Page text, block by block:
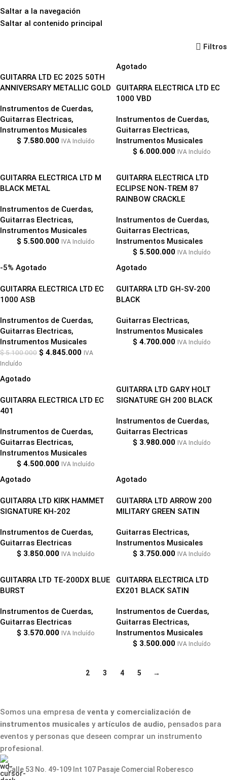
Saltar a la navegación
Saltar al contenido principal
Guitarras Electricas
Filtros
GUITARRA LTD EC 2025 50TH
ANNIVERSARY METALLIC GOLD
Instrumentos de Cuerdas,
Guitarras Electricas,
Instrumentos Musicales
$ 7.580.000 IVA Incluído
Agotado
GUITARRA ELECTRICA LTD EC
1000 VBD
Instrumentos de Cuerdas,
Guitarras Electricas,
Instrumentos Musicales
$ 6.000.000 IVA Incluído
GUITARRA ELECTRICA LTD M
BLACK METAL
Instrumentos de Cuerdas,
Guitarras Electricas,
Instrumentos Musicales
$ 5.500.000 IVA Incluído
GUITARRA ELECTRICA LTD
ECLIPSE NON-TREM 87
RAINBOW CRACKLE
Instrumentos de Cuerdas,
Guitarras Electricas,
Instrumentos Musicales
$ 5.500.000 IVA Incluído
-5% Agotado
GUITARRA ELECTRICA LTD EC
1000 ASB
Instrumentos de Cuerdas,
Guitarras Electricas,
Instrumentos Musicales
$5.100.000 $ 4.845.000 IVA
Incluído
Agotado
GUITARRA LTD GH-SV-200
BLACK
Guitarras Electricas,
Instrumentos Musicales
$ 4.700.000 IVA Incluído
Agotado
GUITARRA ELECTRICA LTD EC
401
Instrumentos de Cuerdas,
Guitarras Electricas,
Instrumentos Musicales
$ 4.500.000 IVA Incluído
GUITARRA LTD GARY HOLT
SIGNATURE GH 200 BLACK
Instrumentos de Cuerdas,
Guitarras Electricas
$ 3.980.000 IVA Incluído
Agotado
GUITARRA LTD KIRK HAMMET
SIGNATURE KH-202
Instrumentos de Cuerdas,
Guitarras Electricas
$ 3.850.000 IVA Incluído
Agotado
GUITARRA LTD ARROW 200
MILITARY GREEN SATIN
Guitarras Electricas,
Instrumentos Musicales
$ 3.750.000 IVA Incluído
GUITARRA LTD TE-200DX BLUE
BURST
Instrumentos de Cuerdas,
Guitarras Electricas
$ 3.570.000 IVA Incluído
GUITARRA ELECTRICA LTD
EX201 BLACK SATIN
Instrumentos de Cuerdas,
Guitarras Electricas,
Instrumentos Musicales
$ 3.500.000 IVA Incluído
2 3 4 5 →
Somos una empresa de venta y comercialización de
instrumentos musicales yartículos de audio, pensados para
eventos y personas que deseen comprar un instrumento
profesional.
Calle 53 No. 49-109 Int 107 Pasaje Comercial Roberesco